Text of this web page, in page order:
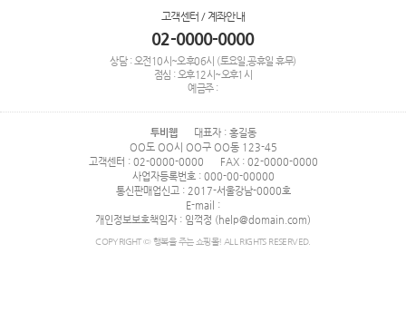
고객센터 / 계좌안내
02-0000-0000
상담 : 오전10시~오후06시 (토요일,공휴일 휴무)
점심 : 오후12시~오후1시
예금주 :
투비웹
대표자 : 홍길동
OO도 OO시 OO구 OO동 123-45
고객센터 : 02-0000-0000
FAX : 02-0000-0000
사업자등록번호 : 000-00-00000
통신판매업신고 : 2017-서울강남-0000호
E-mail :
개인정보보호책임자 : 임꺽정 (help@domain.com)
COPYRIGHT © 행복을 주는 쇼핑몰! ALL RIGHTS RESERVED.